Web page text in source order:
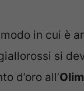
in cui è
si
d’oro all’